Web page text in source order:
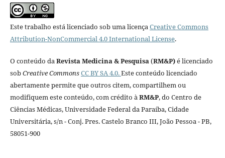
Este trabalho está licenciado sob uma licençaCreative Commons
Attribution-NonCommercial 4.0 International License.
O conteúdo daRevista Medicina & Pesquisa(RM&P)é licenciado
sobCreative CommonsCC BY SA 4.0.Este conteúdo licenciado
abertamente permite que outros citem, compartilhem ou
modifiquem este conteúdo, com crédito àRM&P, do Centro de
Ciências Médicas, Universidade Federal da Paraíba, Cidade
Universitária, s/n - Conj. Pres. Castelo Branco III, João Pessoa - PB,
58051-900